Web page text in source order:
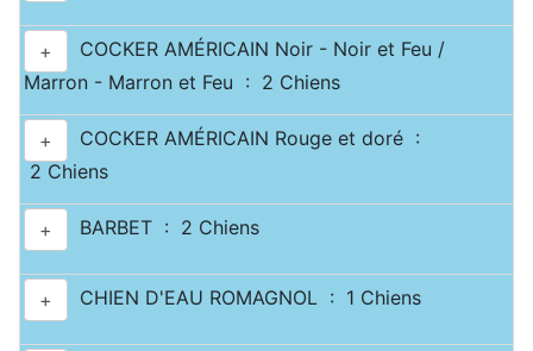
+
COCKER AMÉRICAIN Noir - Noir et Feu /
Marron - Marron et Feu : 2 Chiens
+
COCKER AMÉRICAIN Rouge et doré :
2 Chiens
+ BARBET : 2 Chiens
+ CHIEN D'EAU ROMAGNOL : 1 Chiens